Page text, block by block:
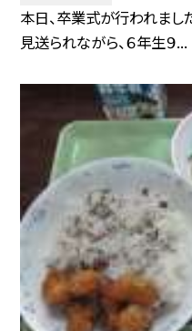
本日、卒業式が行われまし
見送られながら、６年生９...